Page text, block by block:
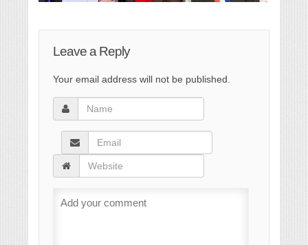
Leave a Reply
Your email address will not be published.